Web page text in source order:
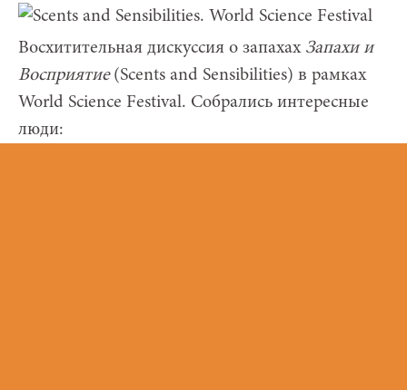
Восхитительная дискуссия о запахах Запахи и
Восприятие(Scents and Sensibilities) в рамках
World Science Festival. Собрались интересные
люди: